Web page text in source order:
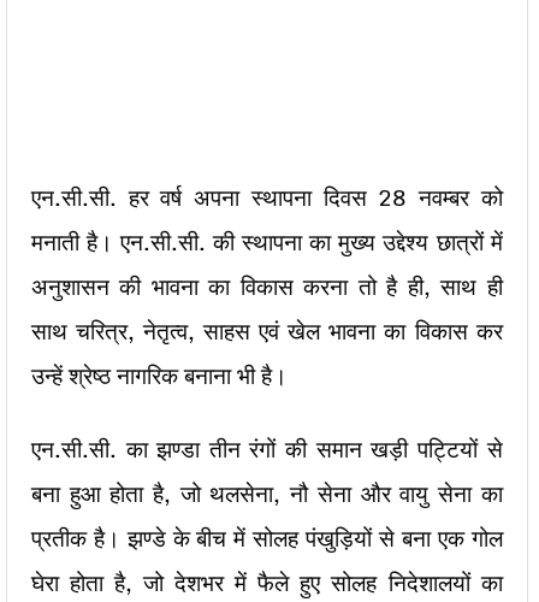
एन.सी.सी. हर वर्ष अपना स्थापना दिवस 28 नवम्बर को
मनाती है। एन.सी.सी. की स्थापना का मुख्य उद्देश्य छात्रों में
अनुशासन की भावना का विकास करना तो है ही, साथ ही
साथ चरित्र, नेतृत्व, साहस एवं खेल भावना का विकास कर
उन्हें श्रेष्ठ नागरिक बनाना भी है।
एन.सी.सी. का झण्डा तीन रंगों की समान खड़ी पट्टियों से
बना हुआ होता है, जो थलसेना, नौ सेना और वायु सेना का
प्रतीक है। झण्डे के बीच में सोलह पंखुड़ियों से बना एक गोल
घेरा होता है, जो देशभर में फैले हुए सोलह निदेशालयों का